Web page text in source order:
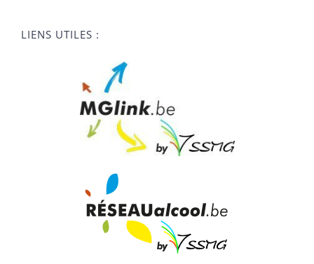
LIENS UTILES :